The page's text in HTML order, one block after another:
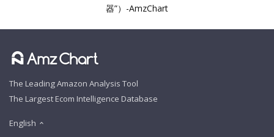
器”）-AmzChart
The Leading Amazon Analysis Tool
The Largest Ecom Intelligence Database
English